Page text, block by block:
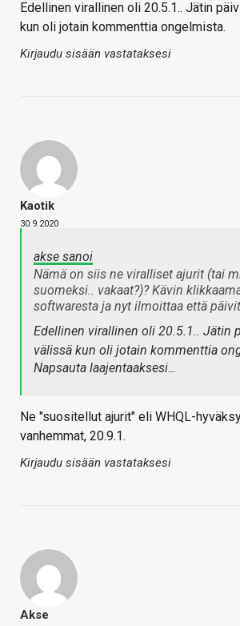
Edellinen virallinen oli 20.5.1.. Jätin
kun oli jotain kommenttia ongelmista.
Kirjaudu sisään vastataksesi
Kaotik
30.9.2020
akse sanoi
Nämä on siis ne viralliset ajurit (tai
suomeksi.. vakaat?)? Kävin
softwaresta ja nyt ilmoittaa että
Edellinen virallinen oli 20.5.1.. Jätin
välissä kun oli jotain kommenttia
Napsauta laajentaaksesi…
Ne "suositellut ajurit" eli WHQL-
vanhemmat, 20.9.1.
Kirjaudu sisään vastataksesi
Akse